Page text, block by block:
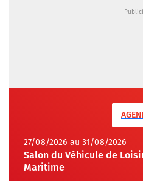
27/08/2026 au 31/08/2026
Salon du Véhicule de
Maritime